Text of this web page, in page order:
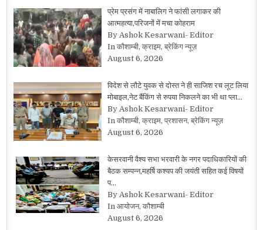
प्रेम प्रसंग में नाबालिग ने फांसी लगाकर की
आत्महत्या,परिजनों में मचा कोहराम
By Ashok Kesarwani- Editor
In कौशाम्बी, क्राइम, ब्रेकिंग न्यूज़
August 6, 2026
विदेश से लौटे युवक से दोस्त ने ही साजिश रच लूट लिया
मोबाइल,नेट बैंकिंग से रुपया निकलने का भी था प्ला…
By Ashok Kesarwani- Editor
In कौशाम्बी, क्राइम, प्रशासन, ब्रेकिंग न्यूज़
August 6, 2026
केसरवानी वैश्य सभा भरवारी के नगर पदाधिकारियों की
बैठक सम्पन्न,महर्षि कश्यप की जयंती सहित कई विषयों
प…
By Ashok Kesarwani- Editor
In आयोजन, कौशाम्बी
August 6, 2026